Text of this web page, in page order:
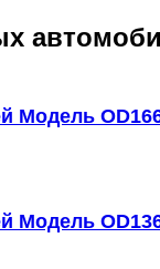
Модель
Модель